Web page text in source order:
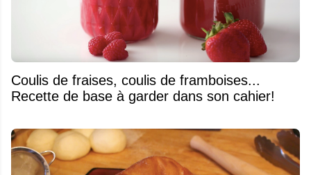
Coulis de fraises, coulis de framboises...
Recette de base à garder dans son cahier!